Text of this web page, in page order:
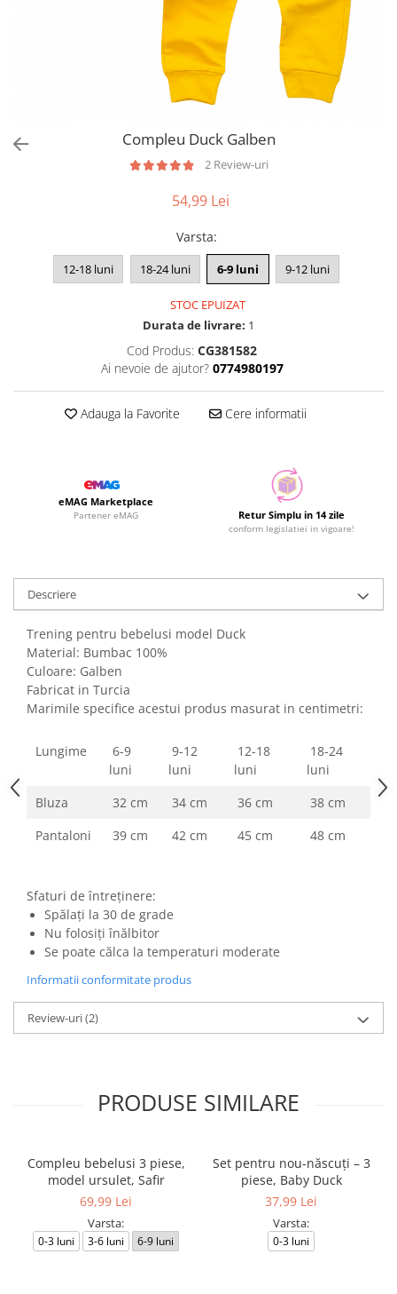
Compleu Duck Galben
2 Review-uri
54,99 Lei
Varsta:
12-18 luni 18-24 luni 6-9 luni 9-12 luni
STOC EPUIZAT
Durata de livrare: 1
Cod Produs: CG381582
Ai nevoie de ajutor? 0774980197
Adauga la Favorite Cere informatii
eMAG Marketplace
Partener eMAG Retur Simplu in 14 zile
conform legislatiei in vigoare!
Descriere
Trening pentru bebelusi model Duck
Material: Bumbac 100%
Culoare: Galben
Fabricat in Turcia
Marimile specifice acestui produs masurat in centimetri:
Lungime
6-9
luni
9-12
luni
12-18
luni
18-24
luni
Bluza
32 cm 34 cm 36 cm
38 cm
Pantaloni
39 cm 42 cm 45 cm 48 cm
Sfaturi de întreținere:
Spălați la 30 de grade
Nu folosiți înălbitor
Se poate călca la temperaturi moderate
Informatii conformitate produs
Review-uri(2)
PRODUSE SIMILARE
Compleu bebelusi 3 piese,
model ursulet, Safir
69,99 Lei
Varsta:
0-3 luni 3-6 luni 6-9 luni
Set pentru nou-născuți – 3
piese, Baby Duck
37,99 Lei
Varsta:
0-3 luni